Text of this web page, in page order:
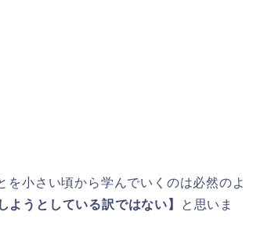
小さい頃から学んでいくのは必然のよ
ようとしている訳ではない】
と思いま